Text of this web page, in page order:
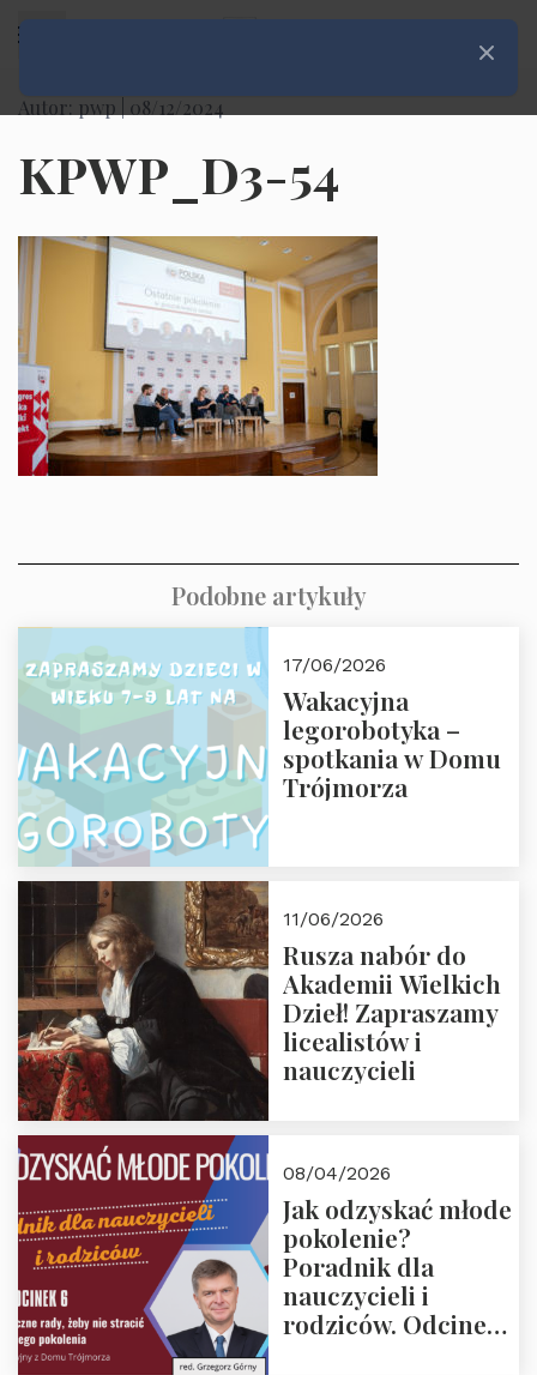
Autor: pwp | 08/12/2024
KPWP_D3-54
Podobne artykuły
17/06/2026
Wakacyjna
legorobotyka –
spotkania w Domu
Trójmorza
11/06/2026
Rusza nabór do
Akademii Wielkich
Dzieł! Zapraszamy
licealistów i
nauczycieli
08/04/2026
Jak odzyskać młode
pokolenie?
Poradnik dla
nauczycieli i
rodziców. Odcinek
Zamknij